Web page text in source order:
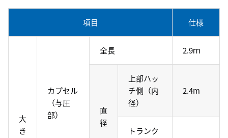
項目 仕様
大
き
カプセル
（与圧
部）
全長 2.9ｍ
直
径
上部ハッ
チ側（内
径）
2.4m
トランク